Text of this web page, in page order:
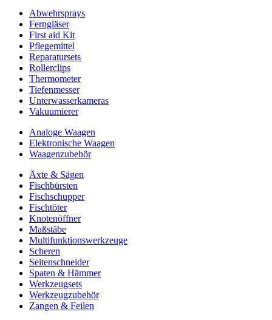
Abwehrsprays
Ferngläser
First aid Kit
Pflegemittel
Reparatursets
Rollerclips
Thermometer
Tiefenmesser
Unterwasserkameras
Vakuumierer
Analoge Waagen
Elektronische Waagen
Waagenzubehör
Äxte & Sägen
Fischbürsten
Fischschupper
Fischtöter
Knotenöffner
Maßstäbe
Multifunktionswerkzeuge
Scheren
Seitenschneider
Spaten & Hämmer
Werkzeugsets
Werkzeugzubehör
Zangen & Feilen